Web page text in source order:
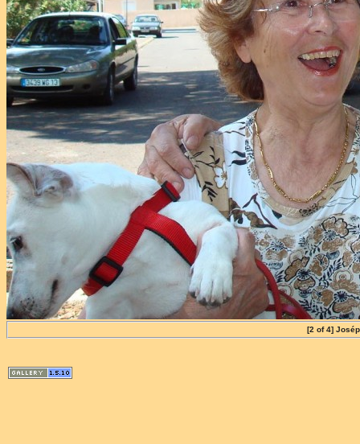
[2 of 4]